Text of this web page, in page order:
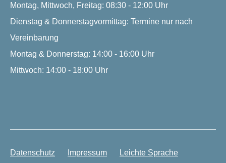
Montag, Mittwoch, Freitag: 08:30 - 12:00 Uhr
Dienstag & Donnerstagvormittag: Termine nur nach
Vereinbarung
Montag & Donnerstag: 14:00 - 16:00 Uhr
Mittwoch: 14:00 - 18:00 Uhr
Datenschutz Impressum Leichte Sprache